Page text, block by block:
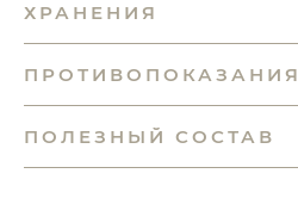
ХРАНЕНИЯ
ПРОТИВОПОКАЗАНИЯ
ПОЛЕЗНЫЙ СОСТАВ